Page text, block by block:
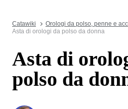
Catawiki Orologi da polso, penne e
Asta di orologi da polso da donna
Asta di
polso da